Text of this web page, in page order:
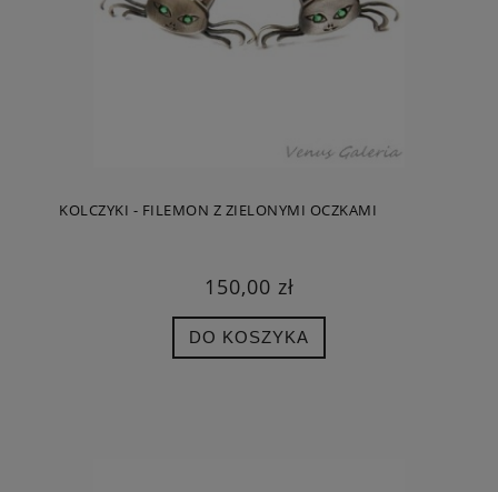
KOLCZYKI - FILEMON Z ZIELONYMI OCZKAMI
150,00 zł
DO KOSZYKA